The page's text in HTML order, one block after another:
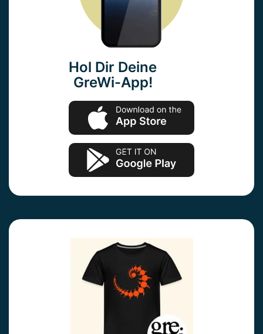
Hol Dir Deine
GreWi-App!